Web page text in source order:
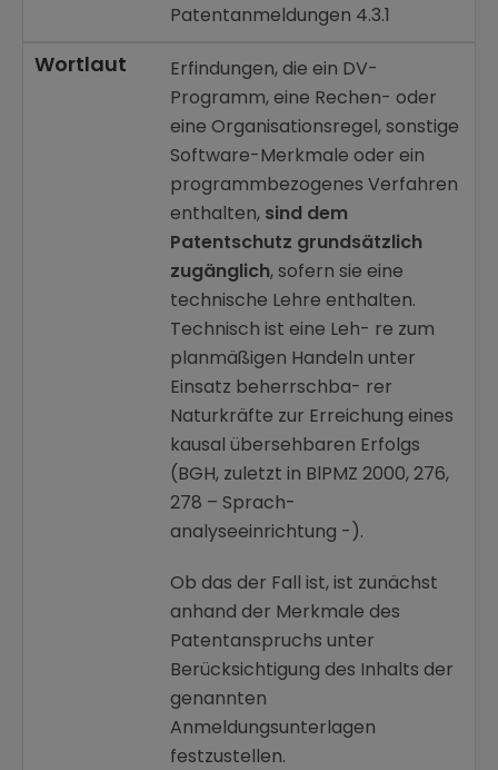
Patentanmeldungen 4.3.1
Wortlaut
Erfindungen, die ein DV-
Programm, eine Rechen- oder
eine Organisationsregel, sonstige
Software-Merkmale oder ein
programmbezogenes Verfahren
enthalten, sind dem
Patentschutz grundsätzlich
zugänglich, sofern sie eine
technische Lehre enthalten.
Technisch ist eine Leh- re zum
planmäßigen Handeln unter
Einsatz beherrschba- rer
Naturkräfte zur Erreichung eines
kausal übersehbaren Erfolgs
(BGH, zuletzt in BlPMZ 2000, 276,
278 – Sprach-
analyseeinrichtung -).
Ob das der Fall ist, ist zunächst
anhand der Merkmale des
Patentanspruchs unter
Berücksichtigung des Inhalts der
genannten
Anmeldungsunterlagen
festzustellen.